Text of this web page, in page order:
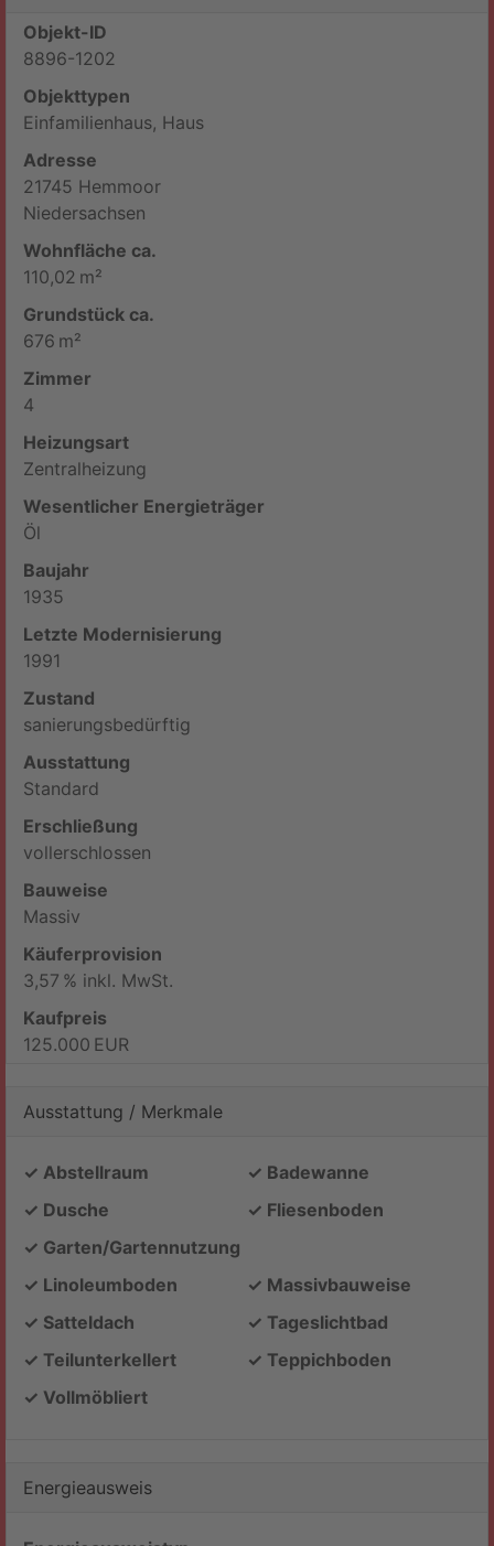
Objekt-ID
8896-1202
Objekttypen
Einfamilienhaus, Haus
Adresse
21745 Hemmoor
Niedersachsen
Wohnfläche ca.
110,02 m²
Grund­stück ca.
676 m²
Zimmer
4
Heizungsart
Zentralheizung
Wesentlicher Energieträger
Öl
Baujahr
1935
Letzte Modernisierung
1991
Zustand
sanierungsbedürftig
Ausstattung
Standard
Erschließung
vollerschlossen
Bauweise
Massiv
Käufer­provision
3,57 % inkl. MwSt.
Kaufpreis
125.000 EUR
Ausstattung / Merkmale
✓ Abstellraum
✓ Badewanne
✓ Dusche
✓ Fliesenboden
✓ Garten/Gartennutzung
✓ Linoleumboden
✓ Massivbauweise
✓ Satteldach
✓ Tageslichtbad
✓ Teilunterkellert
✓ Teppichboden
✓ Vollmöbliert
Energieausweis